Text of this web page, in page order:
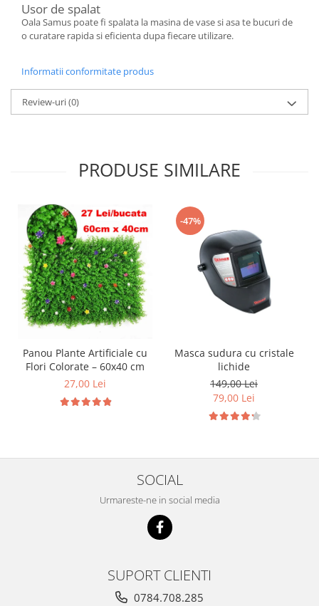
Usor de spalat
Oala Samus poate fi spalata la masina de vase si asa te bucuri de
o curatare rapida si eficienta dupa fiecare utilizare.
Informatii conformitate produs
Review-uri(0)
PRODUSE SIMILARE
Panou Plante Artificiale cu
Flori Colorate – 60x40 cm
27,00 Lei
-47%
Masca sudura cu cristale
lichide
149,00 Lei
79,00 Lei
SOCIAL
Urmareste-ne in social media
SUPORT CLIENTI
0784.708.285